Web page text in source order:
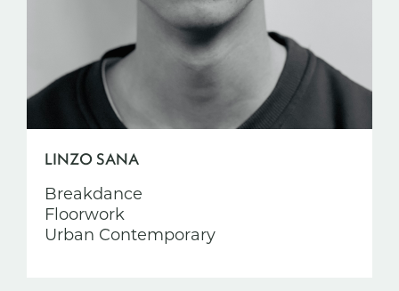
LINZO SANA
Breakdance
Floorwork
Urban Contemporary